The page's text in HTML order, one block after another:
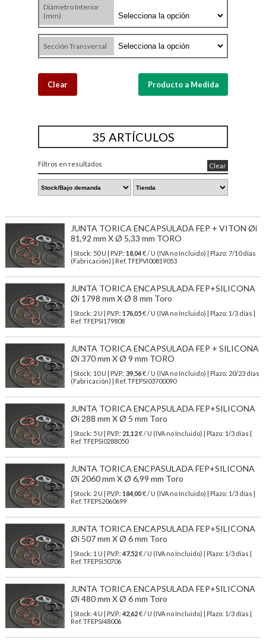
Diámetro Interior
(mm)
Sección Transversal
Clear Producto a Medida
35 ARTÍCULOS
Filtros en resultados Clear
JUNTA TORICA ENCAPSULADA FEP + VITON Øi
81,92 mm X Ø 5,33 mm TORO
| Stock: 50 U | P.V.P.: 18,04€/ U (IVA no Incluido)
| Plazo: 7/10 días
(Fabricación) | Ref. TFEPVI00819053
JUNTA TORICA ENCAPSULADA FEP+SILICONA
Øi 1798 mm X Ø 8 mm Toro
| Stock: 2 U | P.V.P.: 176,05€/ U (IVA no Incluido)
| Plazo: 1/3 días |
Ref. TFEPSI179808
JUNTA TORICA ENCAPSULADA FEP + SILICONA
Øi 370 mm X Ø 9 mm TORO
| Stock: 10 U | P.V.P.: 39,56€/ U (IVA no Incluido)
| Plazo: 20/23 días
(Fabricación) | Ref. TFEPSI03700090
JUNTA TORICA ENCAPSULADA FEP+SILICONA
Øi 288 mm X Ø 5 mm Toro
| Stock: 5 U | P.V.P.: 21,12€/ U (IVA no Incluido)
| Plazo: 1/3 días |
Ref. TFEPSI0288050
JUNTA TORICA ENCPASULADA FEP+SILICONA
Øi 2060 mm X Ø 6,99 mm Toro
| Stock: 2 U | P.V.P.: 184,00€/ U (IVA no Incluido)
| Plazo: 1/3 días |
Ref. TFEPS2060699
JUNTA TORICA ENCAPSULADA FEP+SILICONA
Øi 507 mm X Ø 6 mm Toro
| Stock: 1 U | P.V.P.: 47,52€/ U (IVA no Incluido)
| Plazo: 1/3 días |
Ref. TFEPSI50706
JUNTA TORICA ENCAPSULADA FEP+SILICONA
Øi 480 mm X Ø 6 mm Toro
| Stock: 4 U | P.V.P.: 42,62€/ U (IVA no Incluido)
| Plazo: 1/3 días |
Ref. TFEPSI48006